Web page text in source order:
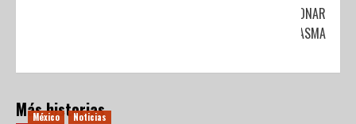
A DONAR
PLASMA
Más historias
México Noticias